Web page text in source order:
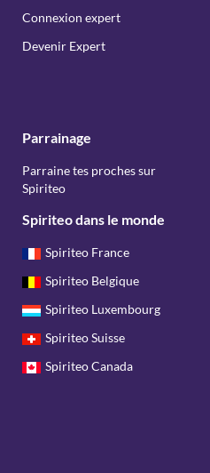
Connexion expert
Devenir Expert
Parrainage
Parraine tes proches sur
Spiriteo
Spiriteo dans le monde
Spiriteo France
Spiriteo Belgique
Spiriteo Luxembourg
Spiriteo Suisse
Spiriteo Canada